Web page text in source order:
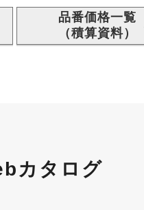
品番価格一覧
（積算資料）
カタログ